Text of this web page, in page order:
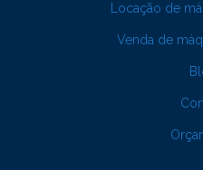
Locação de
Venda de